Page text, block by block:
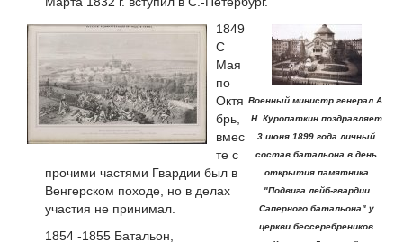
Военный министр генерал А.
Н. Куропаткин поздравляет
3 июня 1899 года личный
состав батальона в день
открытия памятника
"Подвига лейб-гвардии
Саперного батальона" у
церкви бессеребреников
1849
С
Мая
по
Октя
брь,
вмес
те с
прочими частями Гвардии был в
Венгерском походе, но в делах
участия не принимал.
1854 -1855 Батальон,